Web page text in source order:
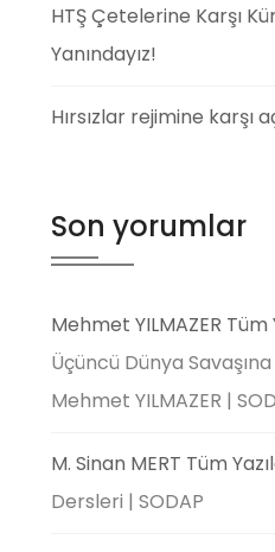
HTŞ Çetelerine Karşı
Yanındayız!
Hırsızlar rejimine karşı
Son yorumlar
Mehmet YILMAZER Tüm
Üçüncü Dünya Savaşına
Mehmet YILMAZER |
M. Sinan MERT Tüm
Dersleri | SODAP